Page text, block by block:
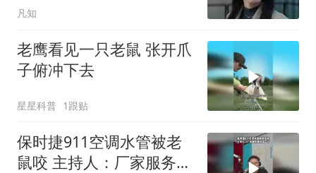
凡知
老鹰看见一只老鼠 张开爪
子俯冲下去
星星科普 1跟贴
保时捷911空调水管被老
鼠咬 主持人：厂家服务要